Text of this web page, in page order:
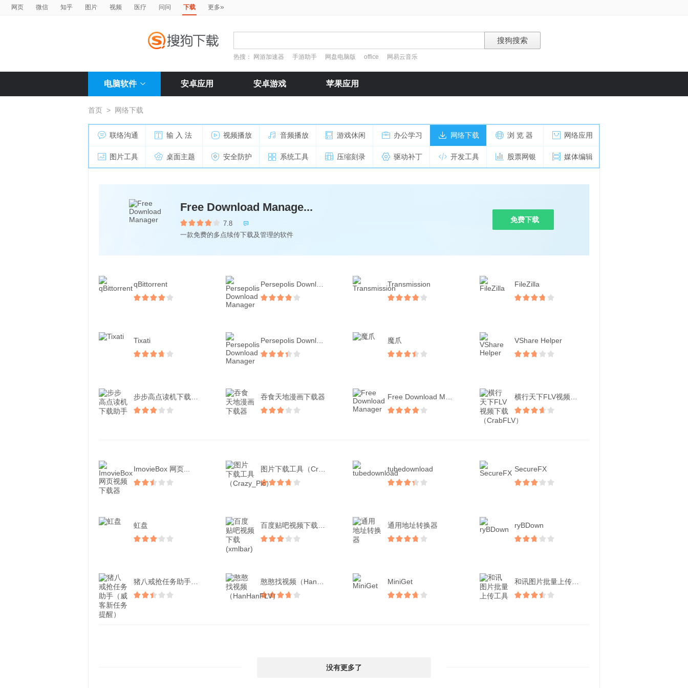
网页 微信 知乎 图片 视频 医疗 问问 下载 更多»
热搜： 网游加速器 手游助手 网盘电脑版 office 网易云音乐
电脑软件 安卓应用 安卓游戏 苹果应用
首页 > 网络下载
联络沟通 输 入 法 视频播放 音频播放 游戏休闲 办公学习 网络下载 浏 览 器 网络应用
图片工具 桌面主题 安全防护 系统工具 压缩刻录 驱动补丁 开发工具 股票网银 媒体编辑
Free Download Manage...
7.8 
一款免费的多点续传下载及管理的软件
免费下载
qBittorrent Transmission FileZilla
Tixati 魔爪 VShare Helper
吞食天地漫画下载器
ImovieBox 网页... tubedownload SecureFX
虹盘 通用地址转换器 ryBDown
MiniGet
没有更多了